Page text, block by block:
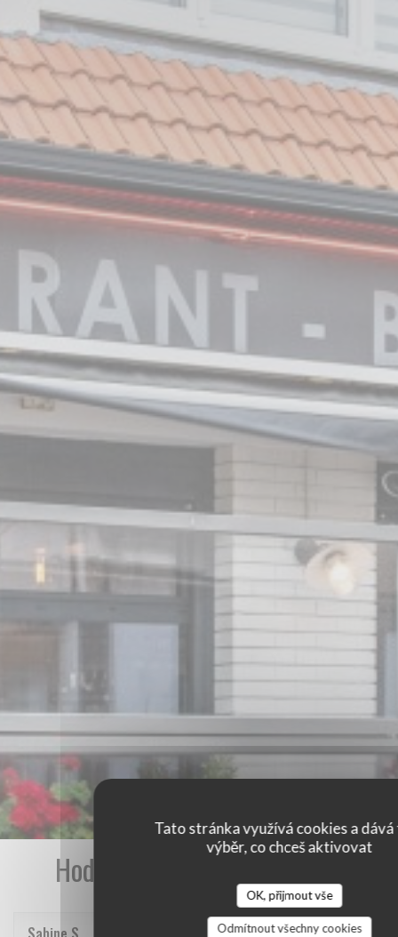
Tato stránka využívá cookies a dává
výběr, co chceš aktivovat
OK, přijmout vše
Odmítnout všechny cookies
Hodnocení našich zákazníků